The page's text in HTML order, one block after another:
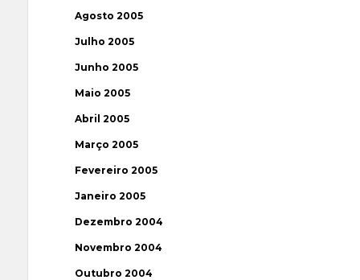
Agosto 2005
Julho 2005
Junho 2005
Maio 2005
Abril 2005
Março 2005
Fevereiro 2005
Janeiro 2005
Dezembro 2004
Novembro 2004
Outubro 2004